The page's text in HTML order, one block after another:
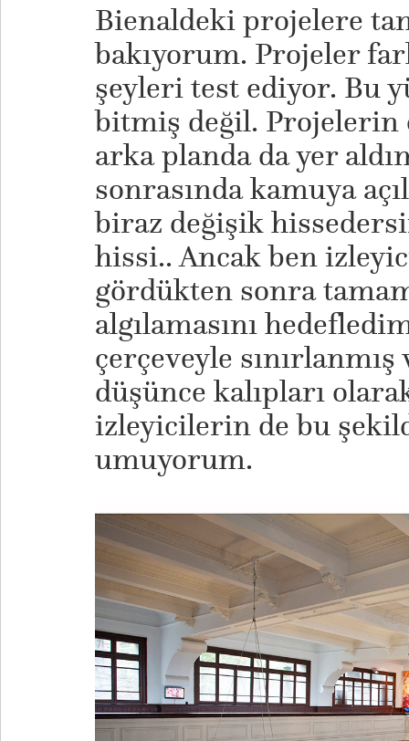
Bienaldeki projelere
bakıyorum. Projeler
şeyleri test ediyor. Bu
bitmiş değil. Projelerin
arka planda da yer
sonrasında kamuya
biraz değişik
hissi.. Ancak ben
gördükten sonra
algılamasını
çerçeveyle sınırlanmış
düşünce kalıpları
izleyicilerin de bu
umuyorum.